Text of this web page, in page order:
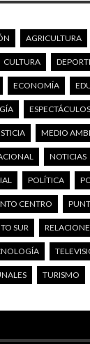
AGRICULTURA
CULTURA
ECONOMÍA
ESPECTÁCULOS
MEDIO
NOTICIAS
POLÍTICA
CENTRO
SUR
TURISMO